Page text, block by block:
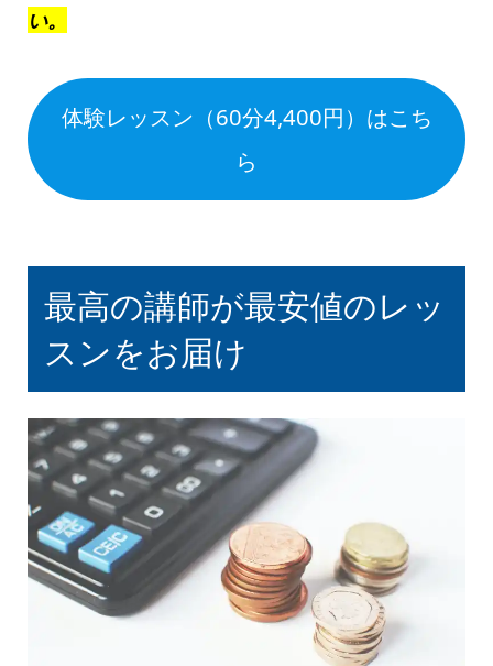
い。
体験レッスン（60分4,400円）はこち
ら
最高の講師が最安値のレッ
スンをお届け